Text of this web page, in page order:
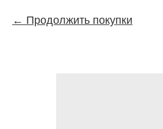
Продолжить покупки